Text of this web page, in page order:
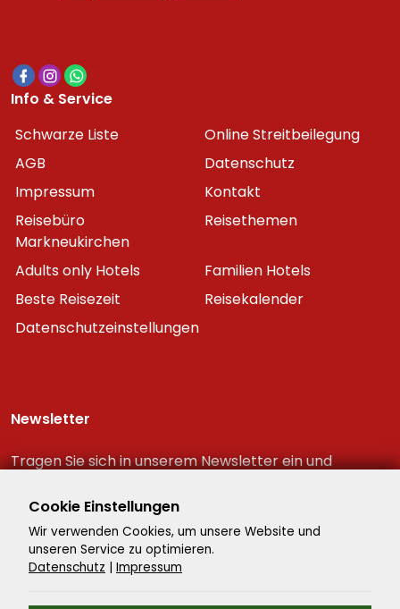
Info & Service
Schwarze Liste
Online Streitbeilegung
AGB
Datenschutz
Impressum
Kontakt
Reisebüro
Markneukirchen
Reisethemen
Adults only Hotels
Familien Hotels
Beste Reisezeit
Reisekalender
Datenschutzeinstellungen
Newsletter
Tragen Sie sich in unserem Newsletter ein und
Reiseschnäppchen!
Cookie Einstellungen
Wir verwenden Cookies, um unsere Website und
unseren Service zu optimieren.
Datenschutz | Impressum